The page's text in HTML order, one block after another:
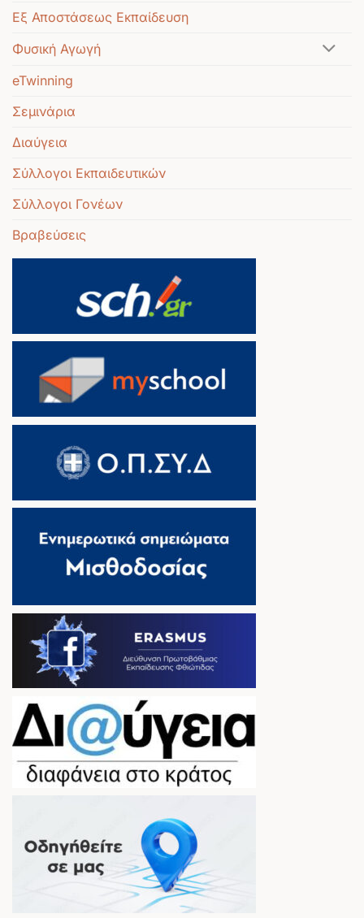
Εξ Αποστάσεως Εκπαίδευση
Φυσική Αγωγή
eTwinning
Σεμινάρια
Διαύγεια
Σύλλογοι Εκπαιδευτικών
Σύλλογοι Γονέων
Βραβεύσεις